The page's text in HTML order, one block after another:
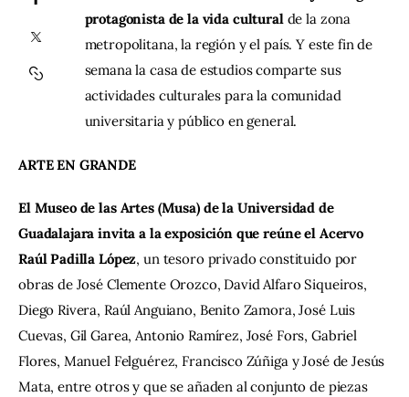
Contacto
protagonista de la vida cultural de la zona
metropolitana, la región y el país. Y este fin de
semana la casa de estudios comparte sus
actividades culturales para la comunidad
universitaria y público en general.
ARTE EN GRANDE
El Museo de las Artes (Musa) de la Universidad de
Guadalajara invita a la exposición que reúne el Acervo
Raúl Padilla López, un tesoro privado constituido por
obras de José Clemente Orozco, David Alfaro Siqueiros,
Diego Rivera, Raúl Anguiano, Benito Zamora, José Luis
Cuevas, Gil Garea, Antonio Ramírez, José Fors, Gabriel
Flores, Manuel Felguérez, Francisco Zúñiga y José de Jesús
Mata, entre otros y que se añaden al conjunto de piezas